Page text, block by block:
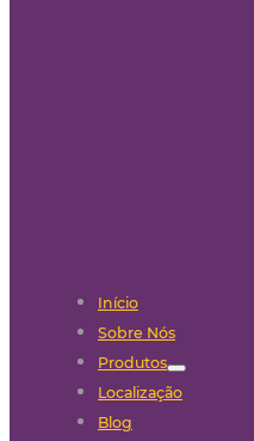
Início
Sobre Nós
Produtos
Localização
Blog